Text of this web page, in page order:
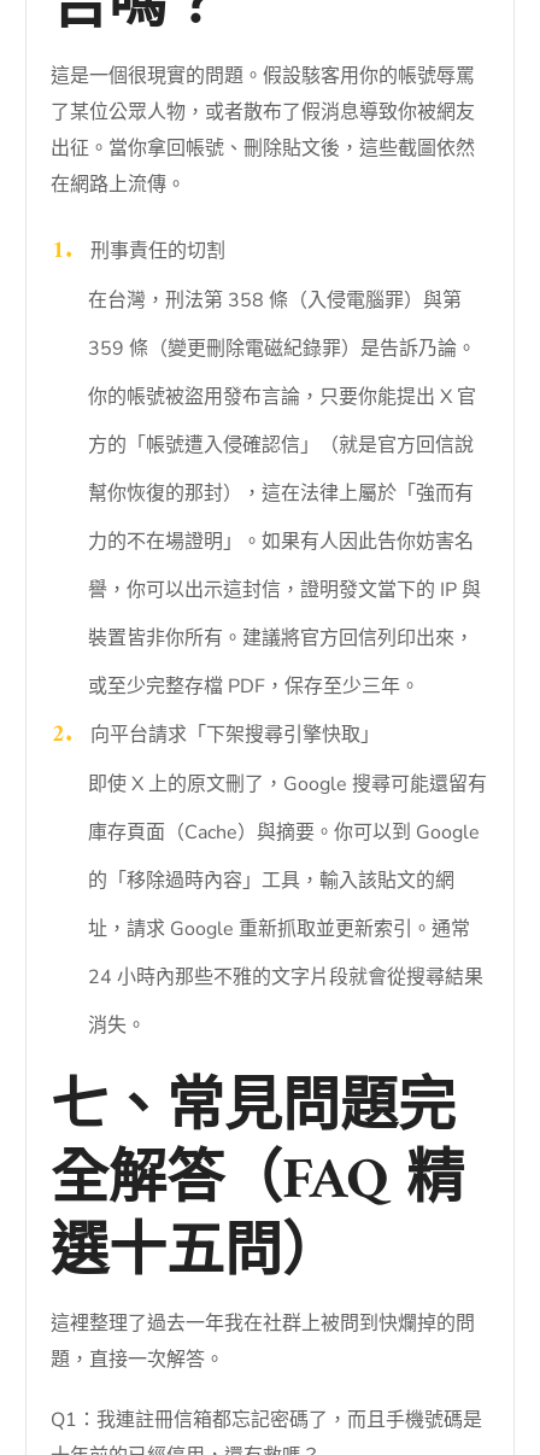
這是一個很現實的問題。假設駭客用你的帳號辱罵
了某位公眾人物，或者散布了假消息導致你被網友
出征。當你拿回帳號、刪除貼文後，這些截圖依然
在網路上流傳。
刑事責任的切割
在台灣，刑法第 358 條（入侵電腦罪）與第
359 條（變更刪除電磁紀錄罪）是告訴乃論。
你的帳號被盜用發布言論，只要你能提出 X 官
方的「帳號遭入侵確認信」（就是官方回信說
幫你恢復的那封），這在法律上屬於「強而有
力的不在場證明」。如果有人因此告你妨害名
譽，你可以出示這封信，證明發文當下的 IP 與
裝置皆非你所有。建議將官方回信列印出來，
或至少完整存檔 PDF，保存至少三年。
向平台請求「下架搜尋引擎快取」
即使 X 上的原文刪了，Google 搜尋可能還留有
庫存頁面（Cache）與摘要。你可以到 Google
的「移除過時內容」工具，輸入該貼文的網
址，請求 Google 重新抓取並更新索引。通常
24 小時內那些不雅的文字片段就會從搜尋結果
消失。
七、常見問題完
全解答（FAQ 精
選十五問）
這裡整理了過去一年我在社群上被問到快爛掉的問
題，直接一次解答。
Q1：我連註冊信箱都忘記密碼了，而且手機號碼是